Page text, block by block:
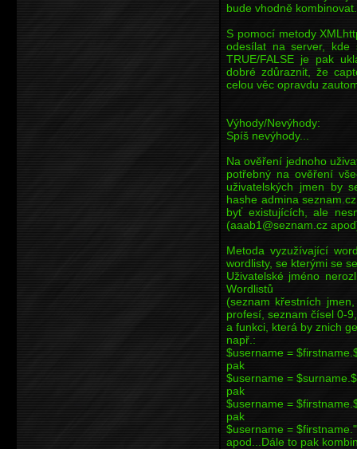
bude vhodně
S pomocí metody
odesílat na server,
TRUE/FALSE je pak
dobré zdůraznit, že
celou věc opravdu
Výhody/Nevýhody:
Spíš nevýhody...
Na ověření jednoho
potřebný na ověření
uživatelských jmen by
hashe admina
byť existujících, ale
(aaab1@seznam.cz
Metoda vyzužívající
wordlisty, se kterými se
Uživatelské jméno
Wordlistů
(seznam křestních
profesí, seznam čísel 0-
a funkci, která by znich
např.:
$username =
pak
$username =
pak
$username =
pak
$username =
apod...Dále to pak